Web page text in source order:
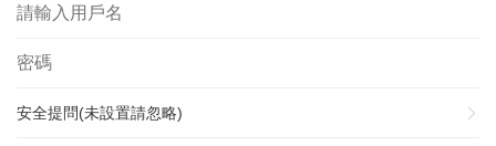
安全提問(未設置請忽略)